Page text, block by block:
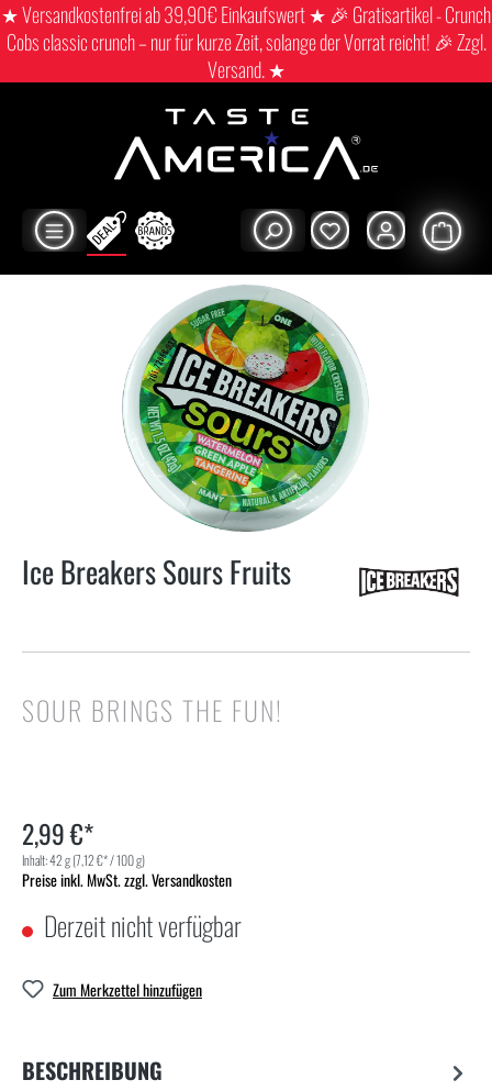
★ Versandkostenfrei ab 39,90€ Einkaufswert ★ 🎉 Gratisartikel - Crunch
Cobs classic crunch – nur für kurze Zeit, solange der Vorrat reicht! 🎉 Zzgl.
Versand. ★
Ice Breakers Sours Fruits
SOUR BRINGS THE FUN!
2,99 €*
Inhalt:42 g(7,12 €* / 100 g)
Preise inkl. MwSt. zzgl. Versandkosten
Derzeit nicht verfügbar
Zum Merkzettel hinzufügen
BESCHREIBUNG